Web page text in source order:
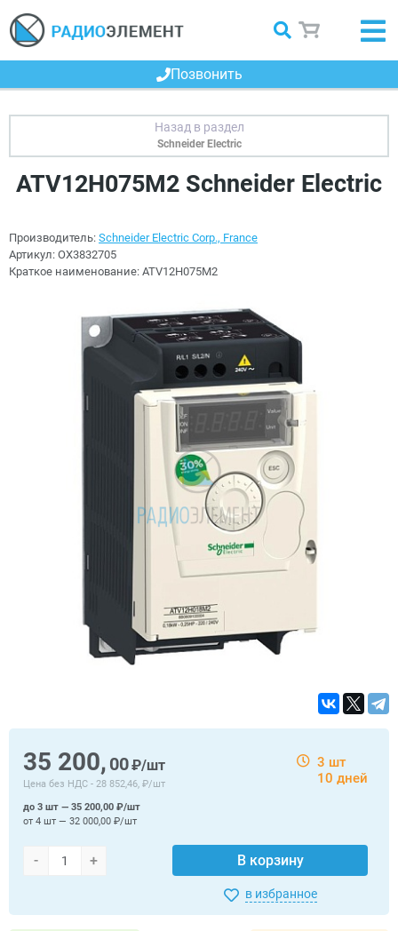
Позвонить
Schneider Electric
ATV12H075M2 Schneider Electric
Производитель: Schneider Electric Corp., France
Артикул: OX3832705
Краткое наименование: ATV12H075M2
35 200, 00₽/шт
Цена без НДС - 28 852,46, ₽/шт
3 шт
10 дней
- + В корзину
до 3 шт — 35 200,00 ₽/шт
от 4 шт — 32 000,00 ₽/шт
в избранное